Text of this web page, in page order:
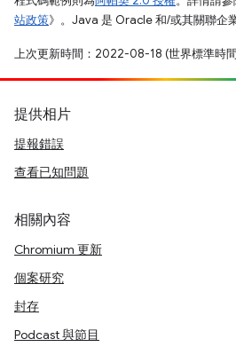
站政策》。Java 是 Oracle 和/或其關聯企
上次更新時間：2022-08-18 (世界標準時間
提供相片
提報錯誤
查看已知問題
相關內容
Chromium 更新
個案研究
封存
Podcast 與節目